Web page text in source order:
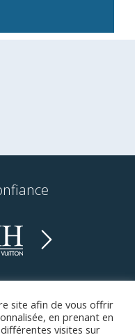
réservés
site afin de vous offrir
en prenant en
visites sur